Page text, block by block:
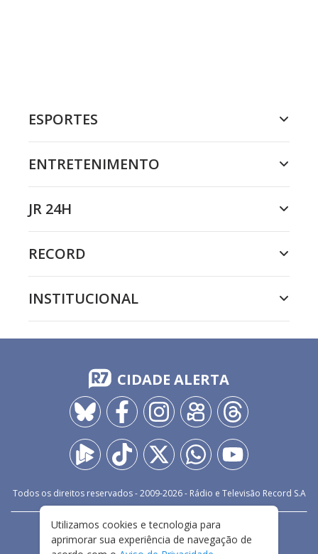
ESPORTES
ENTRETENIMENTO
JR 24H
RECORD
INSTITUCIONAL
CIDADE ALERTA
Todos os direitos reservados - 2009-2026- Rádio e Televisão Record S.A
FALE CONOSCO
PRIVACIDADE
TERMOS E CONDIÇÕES DE USO
Utilizamos cookies e tecnologia para
aprimorar sua experiência de navegação de